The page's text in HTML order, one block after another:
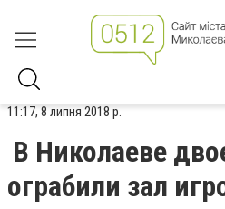
11:17, 8 липня 2018 р.
В Николаеве
ограбили зал